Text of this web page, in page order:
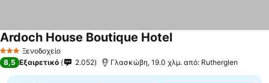
3 ΑστέριαΞενοδοχείο
Ardoch House Boutique Hotel
8,5 Εξαιρετικό 2.052 Γλασκώβη, 19.0 χλμ. από: Rutherglen